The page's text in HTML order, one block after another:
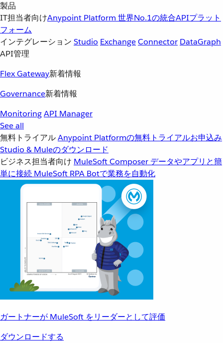
製品
IT担当者向けAnypoint Platform 世界No.1の統合APIプラット
フォーム
インテグレーション Studio ExchangeConnector DataGraph
API管理
Flex Gateway新着情報
Governance新着情報
MonitoringAPI Manager
See all
無料トライアルAnypoint Platformの無料トライアルお申込み
Studio & Muleのダウンロード
ビジネス担当者向け MuleSoft Composer データやアプリと簡
単に接続 MuleSoft RPA Botで業務を自動化
ガートナーが MuleSoft をリーダーとして評価
ダウンロードする